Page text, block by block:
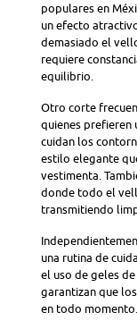
populares en
un efecto
demasiado el
requiere
equilibrio.
Otro corte
quienes prefieren
cuidan los
estilo elegante
vestimenta.
donde todo el
transmitiendo
una rutina de
el uso de geles
garantizan que
en todo momento.